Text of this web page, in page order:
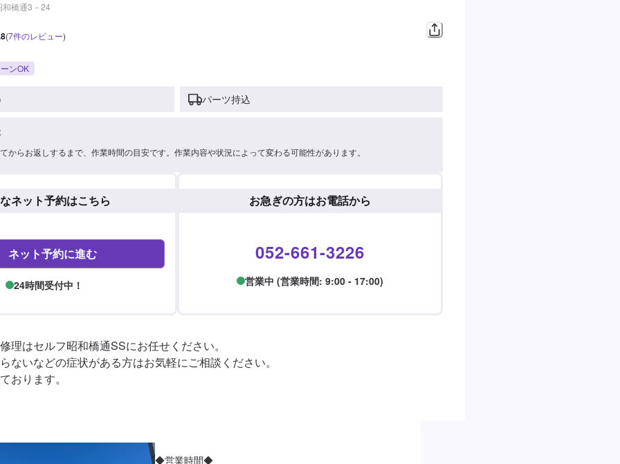
和橋通3－24
(7件のレビュー)
ンOK
パーツ持込
からお返しするまで、作業時間の目安です。作業内容や状況によって変わる可能性があります。
ネット予約はこちら
ネット予約に進む
24時間受付中！
お急ぎの方はお電話から
052-661-3226
営業中 (営業時間: 9:00 - 17:00)
理はセルフ昭和橋通SSにお任せください。
ないなどの症状がある方はお気軽にご相談ください。
おります。
◆営業時間◆